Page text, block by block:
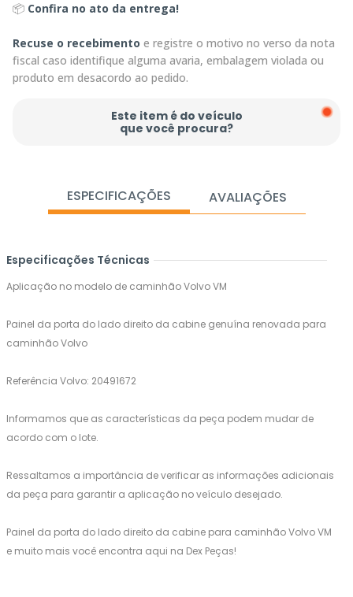
📦 Confira no ato da entrega!
Recuse o recebimento e registre o motivo no verso da nota
fiscal caso identifique alguma avaria, embalagem violada ou
produto em desacordo ao pedido.
Este item é do veículo
que você procura?
ESPECIFICAÇÕES AVALIAÇÕES
Especificações Técnicas
Aplicação no modelo de caminhão Volvo VM
Painel da porta do lado direito da cabine genuína renovada para
caminhão Volvo
Referência Volvo: 20491672
Informamos que as características da peça podem mudar de
acordo com o lote.
Ressaltamos a importância de verificar as informações adicionais
da peça para garantir a aplicação no veículo desejado.
Painel da porta do lado direito da cabine para caminhão Volvo VM
e muito mais você encontra aqui na Dex Peças!